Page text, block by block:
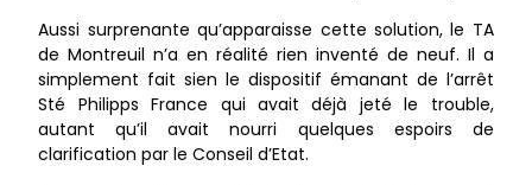
Aussi surprenante qu’apparaisse cette solution, le TA
de Montreuil n’a en réalité rien inventé de neuf. Il a
simplement fait sien le dispositif émanant de l’arrêt
Sté Philipps France qui avait déjà jeté le trouble,
autant qu’il avait nourri quelques espoirs de
clarification par le Conseil d’Etat.